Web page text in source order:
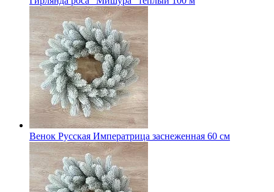
Венок Русская Императрица заснеженная 60 см